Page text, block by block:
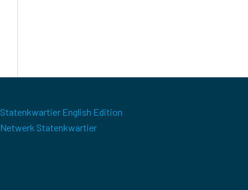
Statenkwartier English Edition
Netwerk Statenkwartier